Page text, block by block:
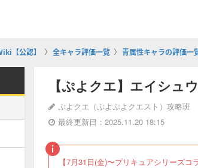
【公認】 全キャラ評価一覧 青属性キャラの評価一
【ぷよクエ】エイシュ
ぷよクエ（ぷよぷよクエスト）攻略班
最終更新日：2025.11.20 18:15
【7月31日(金)〜プリキュアシリーズコ